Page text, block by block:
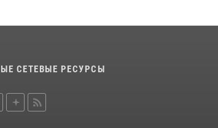
27 июля 2026, 15:27 3
вневедомственной охраны провели акцию
17 июля 2026, 13:24
СЕТЕВЫЕ РЕСУРСЫ